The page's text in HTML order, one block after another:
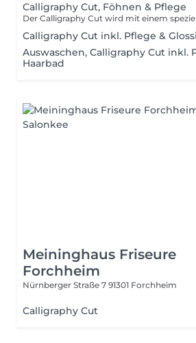
Calligraphy Cut, Föhnen & Pflege
Calligraphy Cut inkl. Pflege &
Auswaschen, Calligraphy Cut inkl.
Haarbad
Meininghaus Friseure
Forchheim
Nürnberger Straße 7 91301 Forchheim
Calligraphy Cut